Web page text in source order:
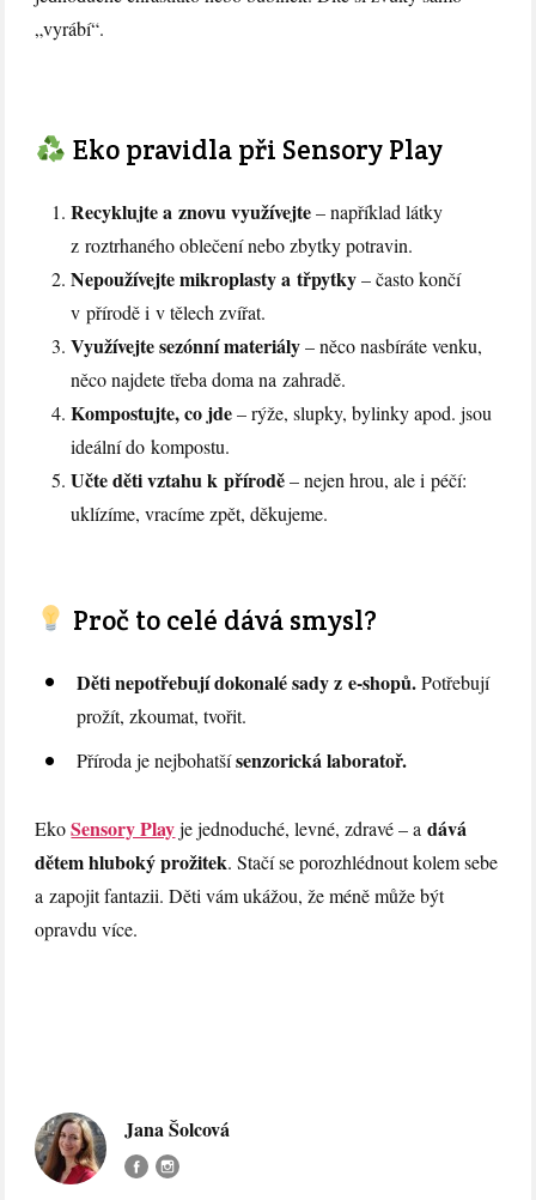
„vyrábí“.
Eko pravidla při Sensory Play
Recyklujte a znovu využívejte– například látky
z roztrhaného oblečení nebo zbytky potravin.
Nepoužívejte mikroplasty a třpytky– často končí
v přírodě i v tělech zvířat.
Využívejte sezónní materiály– něco nasbíráte venku,
něco najdete třeba doma na zahradě.
Kompostujte, co jde– rýže, slupky, bylinky apod. jsou
ideální do kompostu.
Učte děti vztahu k přírodě– nejen hrou, ale i péčí:
uklízíme, vracíme zpět, děkujeme.
Proč to celé dává smysl?
Děti nepotřebují dokonalé sady z e-shopů.Potřebují
prožít, zkoumat, tvořit.
Příroda je nejbohatšísenzorická laboratoř.
EkoSensory Playje jednoduché, levné, zdravé – adává
dětem hluboký prožitek. Stačí se porozhlédnout kolem sebe
a zapojit fantazii. Děti vám ukážou, že méně může být
opravdu více.
Jana Šolcová